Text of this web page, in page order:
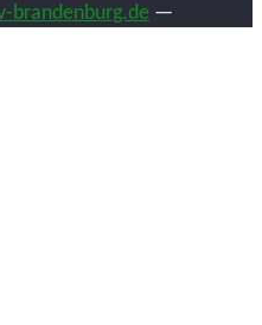
brandenburg.de —